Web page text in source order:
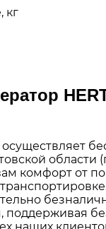
кг
области
комфорт от
поддерживая
наших